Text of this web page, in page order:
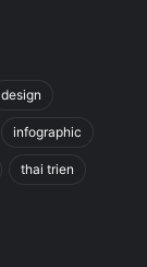
design
infographic
thai trien